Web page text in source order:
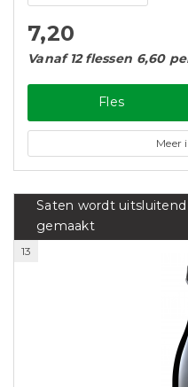
7,20
Vanaf 12 flessen 6,60
Fles
Meer
Saten wordt
gemaakt
13